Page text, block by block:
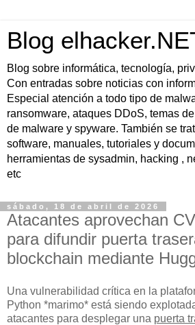
Blog
Blog sobre informática, tecnología,
Con entradas sobre noticias con
Especial atención a todo tipo de
ransomware, ataques DDoS, temas
de malware y spyware. También se
software, manuales, tutoriales y
herramientas de sysadmin, hacking ,
etc
sábado, 18 de abril de 2026
Atacantes aprovechan
para difundir puerta
blockchain mediante
Una vulnerabilidad crítica en la
Python *marimo* está siendo
atacantes para desplegar una puerta